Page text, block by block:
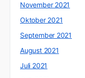
November 2021
Oktober 2021
September 2021
August 2021
Juli 2021